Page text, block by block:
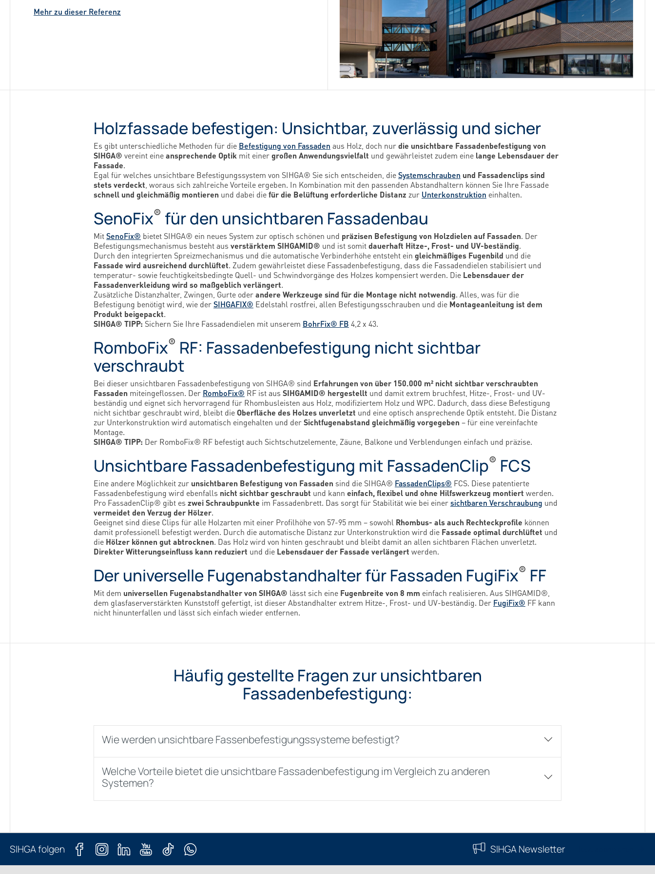
Mehr zu dieser Referenz
Mehr zu dieser Referenz
bemerkenswertes Projekt realisiert.
Holzfassade befestigen: Unsichtbar, zuverlässig und sicher
Es gibt unterschiedliche Methoden für die Befestigung von Fassaden aus Holz, doch nurdie unsichtbare Fassadenbefestigung von
SIHGA® vereint eineansprechende Optik mit einergroßen Anwendungsvielfalt und gewährleistet zudem eine lange Lebensdauer der
Fassade.
Egal für welches unsichtbare Befestigungssystem von SIHGA® Sie sich entscheiden, dieSystemschrauben und Fassadenclips sind
stets verdeckt , woraus sich zahlreiche Vorteile ergeben. In Kombination mit den passenden Abstandhaltern können Sie Ihre Fassade
schnell und gleichmäßig montieren und dabei diefür die Belüftung erforderliche Distanz zur Unterkonstruktion einhalten.
SenoFix® für den unsichtbaren Fassadenbau
MitSenoFix® bietet SIHGA® ein neues System zur optisch schönen und präzisen Befestigung von Holzdielen auf Fassaden. Der
Befestigungsmechanismus besteht aus verstärktem SIHGAMID® und ist somitdauerhaft Hitze-, Frost- und UV-beständig.
Durch den integrierten Spreizmechanismus und die automatische Verbinderhöhe entsteht ein gleichmäßiges Fugenbild und die
Fassade wird ausreichend durchlüftet. Zudem gewährleistet diese Fassadenbefestigung, dass die Fassadendielen stabilisiert und
temperatur- sowie feuchtigkeitsbedingte Quell- und Schwindvorgänge des Holzes kompensiert werden. Die Lebensdauer der
Fassadenverkleidung wird so maßgeblich verlängert.
Zusätzliche Distanzhalter, Zwingen, Gurte oderandere Werkzeuge sind für die Montage nicht notwendig. Alles, was für die
Befestigung benötigt wird, wie derSIHGAFIX® Edelstahl rostfrei, allen Befestigungsschrauben und die Montageanleitung ist dem
Produkt beigepackt.
SIHGA® TIPP: Sichern Sie Ihre Fassadendielen mit unserem BohrFix® FB 4,2 x 43.
RomboFix® RF: Fassadenbefestigung nicht sichtbar
verschraubt
Bei dieser unsichtbaren Fassadenbefestigung von SIHGA® sind Erfahrungen von über 150.000 m² nicht sichtbar verschraubten
Fassaden miteingeflossen. Der RomboFix® RF ist aus SIHGAMID® hergestellt und damit extrem bruchfest, Hitze-, Frost- und UV-
beständig und eignet sich hervorragend für Rhombusleisten aus Holz, modifiziertem Holz und WPC. Dadurch, dass diese Befestigung
nicht sichtbar geschraubt wird, bleibt die Oberfläche des Holzes unverletzt und eine optisch ansprechende Optik entsteht. Die Distanz
zur Unterkonstruktion wird automatisch eingehalten und derSichtfugenabstand gleichmäßig vorgegeben – für eine vereinfachte
Montage.
SIHGA® TIPP: Der RomboFix® RF befestigt auch Sichtschutzelemente, Zäune, Balkone und Verblendungen einfach und präzise.
Unsichtbare Fassadenbefestigung mit FassadenClip® FCS
Eine andere Möglichkeit zur unsichtbaren Befestigung von Fassaden sind die SIHGA® FassadenClips® FCS. Diese patentierte
Fassadenbefestigung wird ebenfalls nicht sichtbar geschraubt und kann einfach, flexibel und ohne Hilfswerkzeug montiert werden.
Pro FassadenClip® gibt es zwei Schraubpunkte im Fassadenbrett. Das sorgt für Stabilität wie bei einersichtbaren Verschraubung und
vermeidet den Verzug der Hölzer.
Geeignet sind diese Clips für alle Holzarten mit einer Profilhöhe von 57-95 mm – sowohl Rhombus- als auch Rechteckprofile können
damit professionell befestigt werden. Durch die automatische Distanz zur Unterkonstruktion wird die Fassade optimal durchlüftet und
die Hölzer können gut abtrocknen. Das Holz wird von hinten geschraubt und bleibt damit an allen sichtbaren Flächen unverletzt.
Direkter Witterungseinfluss kann reduziert und die Lebensdauer der Fassade verlängert werden.
Der universelle Fugenabstandhalter für Fassaden FugiFix® FF
Mit dem universellen Fugenabstandhalter von SIHGA® lässt sich eine Fugenbreite von 8 mm einfach realisieren. Aus SIHGAMID®,
dem glasfaserverstärkten Kunststoff gefertigt, ist dieser Abstandhalter extrem Hitze-, Frost- und UV-beständig. Der FugiFix® FF kann
nicht hinunterfallen und lässt sich einfach wieder entfernen.
Häufig gestellte Fragen zur unsichtbaren
Fassadenbefestigung:
Wie werden unsichtbare Fassenbefestigungssysteme befestigt?
Welche Vorteile bietet die unsichtbare Fassadenbefestigung im Vergleich zu anderen
Systemen?
SIHGA folgen SIHGA Newsletter